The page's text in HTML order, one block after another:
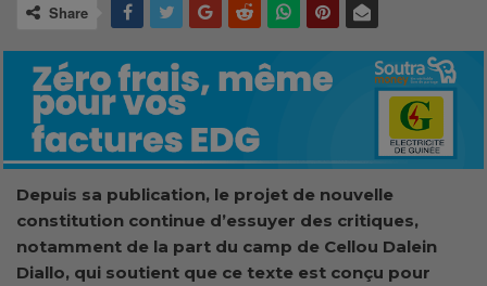
Share
Depuis sa publication, le projet de nouvelle
constitution continue d’essuyer des critiques,
notamment de la part du camp de Cellou Dalein
Diallo, qui soutient que ce texte est conçu pour